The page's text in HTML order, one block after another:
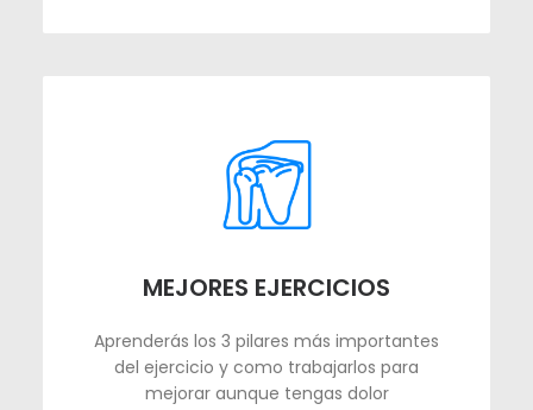
MEJORES EJERCICIOS
Aprenderás los 3 pilares más importantes
del ejercicio y como trabajarlos para
mejorar aunque tengas dolor